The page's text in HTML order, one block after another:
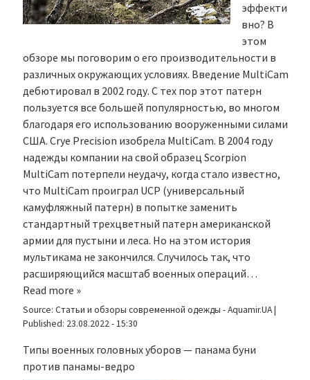
эффекти
вно? В
этом
обзоре мы поговорим о его производительности в
различных окружающих условиях. Введение MultiCam
дебютировал в 2002 году. С тех пор этот патерн
пользуется все большей популярностью, во многом
благодаря его использованию вооруженными силами
США. Crye Precision изобрела MultiCam. В 2004 году
надежды компании на свой образец Scorpion
MultiCam потерпели неудачу, когда стало известно,
что MultiCam проиграл UCP (универсальный
камуфляжный патерн) в попытке заменить
стандартный трехцветный патерн американской
армии для пустыни и леса. Но на этом история
мультикама не закончился. Случилось так, что
расширяющийся масштаб военных операций…
Read more »
Source: Статьи и обзоры современной одежды - Aquamir.UA|
Published: 23.08.2022 - 15:30
Типы военных головных уборов — панама буни
против панамы-ведро